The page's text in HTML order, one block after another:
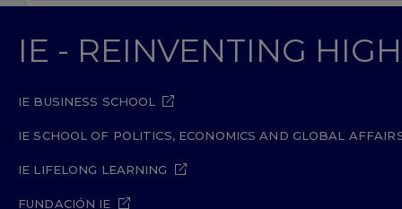
IE - REINVENTING
IE BUSINESS SCHOOL
IE SCHOOL OF POLITICS, ECONOMICS AND GLOBAL
IE LIFELONG LEARNING
FUNDACIÓN IE